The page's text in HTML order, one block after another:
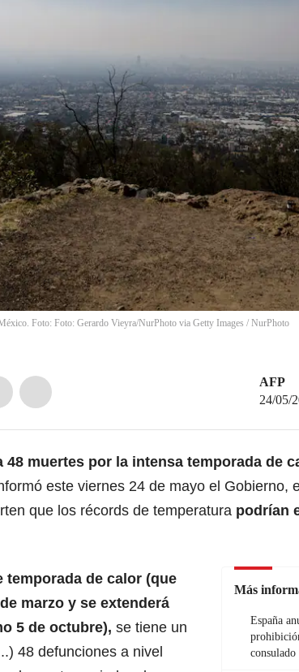
Foto: Foto: Gerardo Vieyra/NurPhoto via Getty Images / NurPhoto
AFP
24/05/
48 muertes por la intensa temporada de
este viernes 24 de mayo el Gobierno,
que los récords de temperatura podrían
Más
España
consulado
temporada de calor (que
marzo y se extenderá
5 de octubre), se tiene un
48 defunciones a nivel